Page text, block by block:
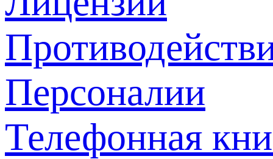
Персоналии
Телефонная